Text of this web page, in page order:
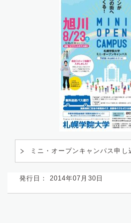
ミニ・オープンキャンパス申し
発行日： 2014年07月30日